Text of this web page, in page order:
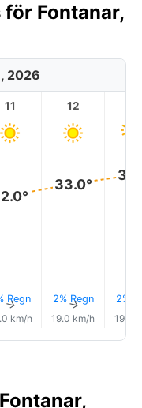
Fontanar,
2026
11
Regn
↑
km/h
12
33.0°
2% Regn
↑
19.0 km/h
2%
19.0